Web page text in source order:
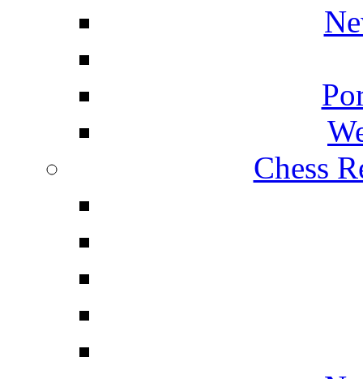
Chess